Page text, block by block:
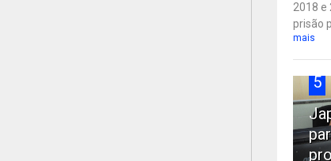
2018 e
prisão
mais
5